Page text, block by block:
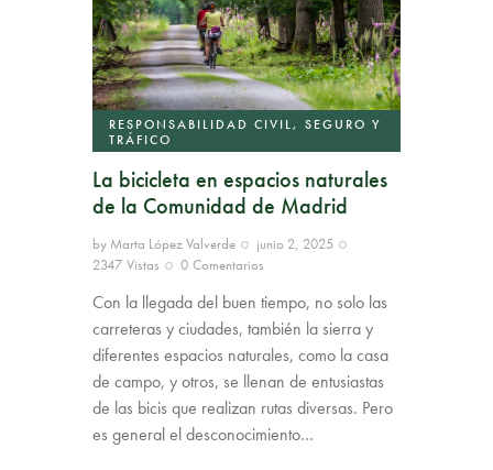
RESPONSABILIDAD CIVIL, SEGURO Y
TRÁFICO
La bicicleta en espacios naturales
de la Comunidad de Madrid
by Marta López Valverde
junio 2, 2025
2347 Vistas 0 Comentarios
Con la llegada del buen tiempo, no solo las
carreteras y ciudades, también la sierra y
diferentes espacios naturales, como la casa
de campo, y otros, se llenan de entusiastas
de las bicis que realizan rutas diversas. Pero
es general el desconocimiento…